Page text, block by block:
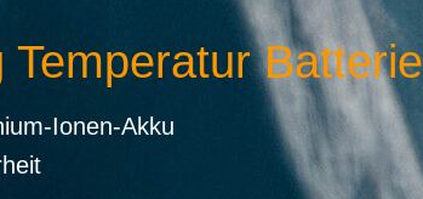
Batterie
Ionen-Akku